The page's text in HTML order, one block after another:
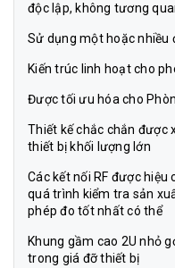
độc lập, không tương
Sử dụng một hoặc nhiều
Kiến trúc linh hoạt cho
Được tối ưu hóa cho
Thiết kế chắc chắn được
thiết bị khối lượng lớn
Các kết nối RF được
quá trình kiểm tra sản
phép đo tốt nhất có thể
Khung gầm cao 2U nhỏ
trong giá đỡ thiết bị